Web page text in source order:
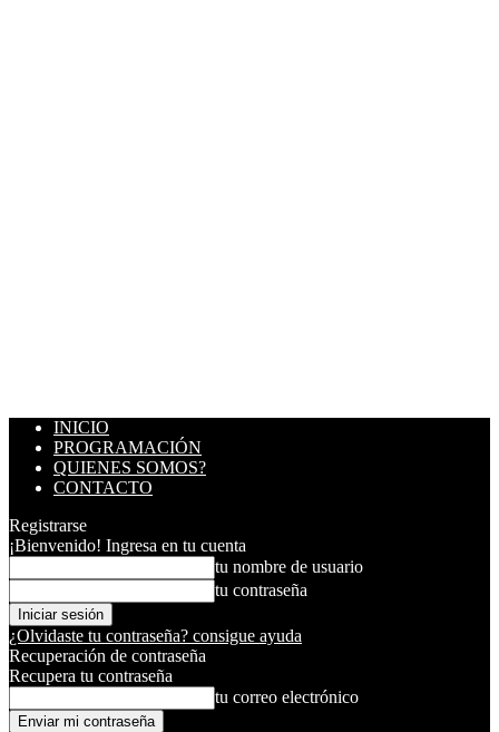
INICIO
PROGRAMACIÓN
QUIENES SOMOS?
CONTACTO
Registrarse
¡Bienvenido! Ingresa en tu cuenta
tu nombre de usuario
tu contraseña
¿Olvidaste tu contraseña? consigue ayuda
Recuperación de contraseña
Recupera tu contraseña
tu correo electrónico